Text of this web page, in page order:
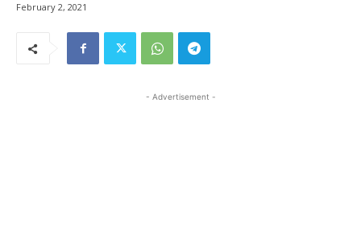
February 2, 2021
- Advertisement -